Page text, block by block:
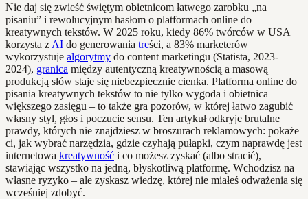
Nie daj się zwieść świętym obietnicom łatwego zarobku „na
pisaniu” i rewolucyjnym hasłom o platformach online do
kreatywnych tekstów. W 2025 roku, kiedy 86% twórców w USA
korzysta z AI do generowania treści, a 83% marketerów
wykorzystuje algorytmy do content marketingu (Statista, 2023-
2024), granica między autentyczną kreatywnością a masową
produkcją słów staje się niebezpiecznie cienka. Platforma online do
pisania kreatywnych tekstów to nie tylko wygoda i obietnica
większego zasięgu – to także gra pozorów, w której łatwo zagubić
własny styl, głos i poczucie sensu. Ten artykuł odkryje brutalne
prawdy, których nie znajdziesz w broszurach reklamowych: pokaże
ci, jak wybrać narzędzia, gdzie czyhają pułapki, czym naprawdę jest
internetowa kreatywność i co możesz zyskać (albo stracić),
stawiając wszystko na jedną, błyskotliwą platformę. Wchodzisz na
własne ryzyko – ale zyskasz wiedzę, której nie miałeś odważenia się
wcześniej zdobyć.